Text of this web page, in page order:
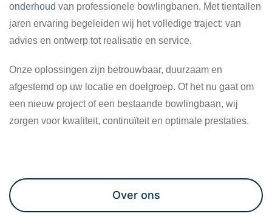
onderhoud van professionele bowlingbanen. Met tientallen
jaren ervaring begeleiden wij het volledige traject: van
advies en ontwerp tot realisatie en service.
Onze oplossingen zijn betrouwbaar, duurzaam en
afgestemd op uw locatie en doelgroep. Of het nu gaat om
een nieuw project of een bestaande bowlingbaan, wij
zorgen voor kwaliteit, continuïteit en optimale prestaties.
Over ons